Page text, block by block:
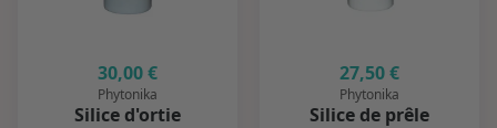
30,00 €
Phytonika
Silice d'ortie
27,50 €
Phytonika
Silice de prêle